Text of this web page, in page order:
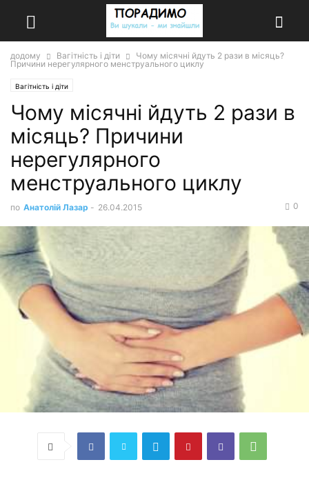
додому Вагітність і діти
Чому місячні йдуть 2 рази в місяць?
Причини нерегулярного менструального циклу
Вагітність і діти
Чому місячні йдуть 2 рази в
місяць? Причини
нерегулярного
менструального циклу
по Анатолій Лазар - 26.04.2015 0